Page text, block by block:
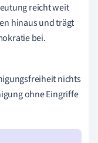
reicht weit
hinaus und trägt
bei.
nichts
ohne Eingriffe